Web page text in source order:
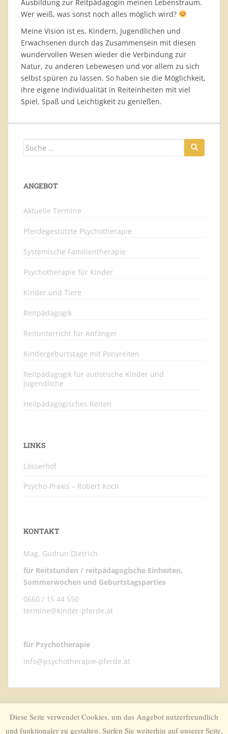
Ausbildung zur Reitpädagogin meinen Lebenstraum.
Wer weiß, was sonst noch alles möglich wird?
Meine Vision ist es, Kindern, Jugendlichen und
Erwachsenen durch das Zusammensein mit diesen
wundervollen Wesen wieder die Verbindung zur
Natur, zu anderen Lebewesen und vor allem zu sich
selbst spüren zu lassen. So haben sie die Möglichkeit,
ihre eigene Individualität in Reiteinheiten mit viel
Spiel, Spaß und Leichtigkeit zu genießen.
Suche
ANGEBOT
Aktuelle Termine
Pferdegestützte Psychotherapie
Systemische Familientherapie
Psychotherapie für Kinder
Kinder und Tiere
Reitpädagogik
Reitunterricht für Anfänger
Kindergeburtstage mit Ponyreiten
Reitpädagogik für autistische Kinder und
Jugendliche
Heilpädagogisches Reiten
LINKS
Lässerhof
Psycho-Praxis – Robert Koch
KONTAKT
Mag. Gudrun Dietrich
für Reitstunden / reitpädagogische Einheiten,
Sommerwochen und Geburtstagsparties
0660 / 15 44 550
termine@kinder-pferde.at
für Psychotherapie
info@psychotherapie-pferde.at
Diese Seite verwendet Cookies, um das Angebot nutzerfreundlich
und funktionaler zu gestalten. Surfen Sie weiterhin auf unserer Seite,